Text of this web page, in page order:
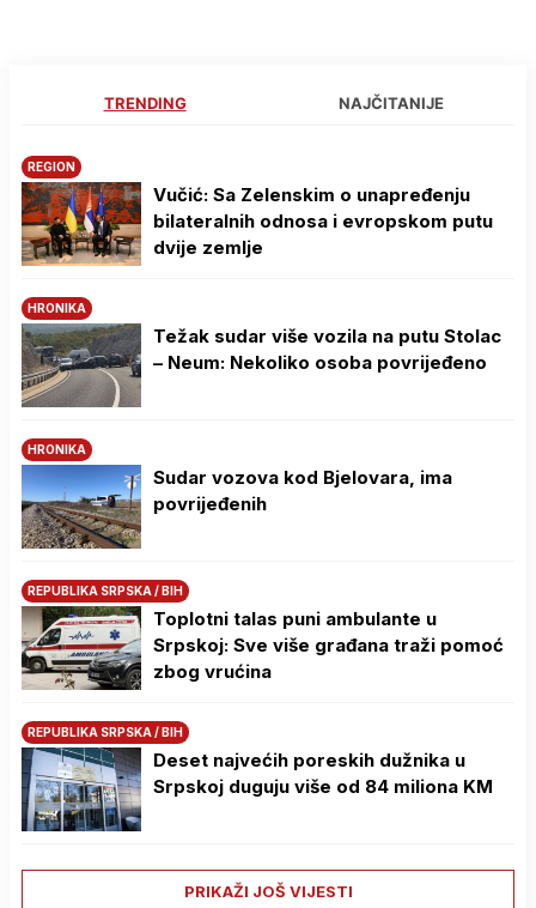
TRENDING NAJČITANIJE
REGION
Vučić: Sa Zelenskim o unapređenju
bilateralnih odnosa i evropskom putu
dvije zemlje
HRONIKA
Težak sudar više vozila na putu Stolac
– Neum: Nekoliko osoba povrijeđeno
HRONIKA
Sudar vozova kod Bjelovara, ima
povrijeđenih
REPUBLIKA SRPSKA / BIH
Toplotni talas puni ambulante u
Srpskoj: Sve više građana traži pomoć
zbog vrućina
REPUBLIKA SRPSKA / BIH
Deset najvećih poreskih dužnika u
Srpskoj duguju više od 84 miliona KM
PRIKAŽI JOŠ VIJESTI